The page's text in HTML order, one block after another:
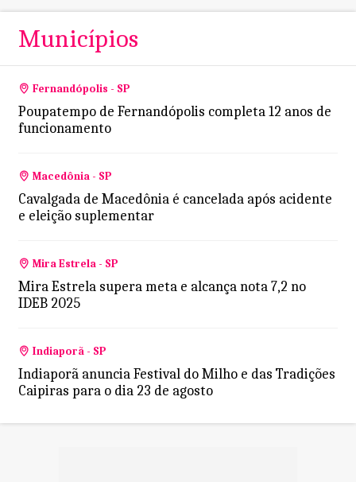
Municípios
Fernandópolis - SP
Poupatempo de Fernandópolis completa 12 anos de
funcionamento
Macedônia - SP
Cavalgada de Macedônia é cancelada após acidente
e eleição suplementar
Mira Estrela - SP
Mira Estrela supera meta e alcança nota 7,2 no
IDEB 2025
Indiaporã - SP
Indiaporã anuncia Festival do Milho e das Tradições
Caipiras para o dia 23 de agosto